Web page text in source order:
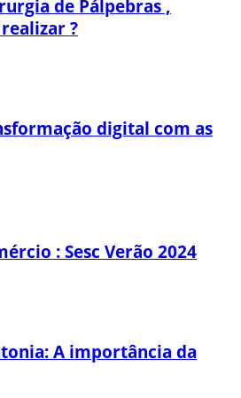
de Pálpebras ,
?
digital com as
: Sesc Verão 2024
A importância da